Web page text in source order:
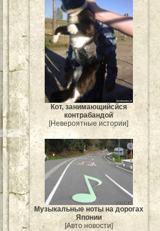
Кот, занимающийсйся
контрабандой
[Невероятные истории]
Музыкальные ноты на дорогах
Японии
[Авто новости]